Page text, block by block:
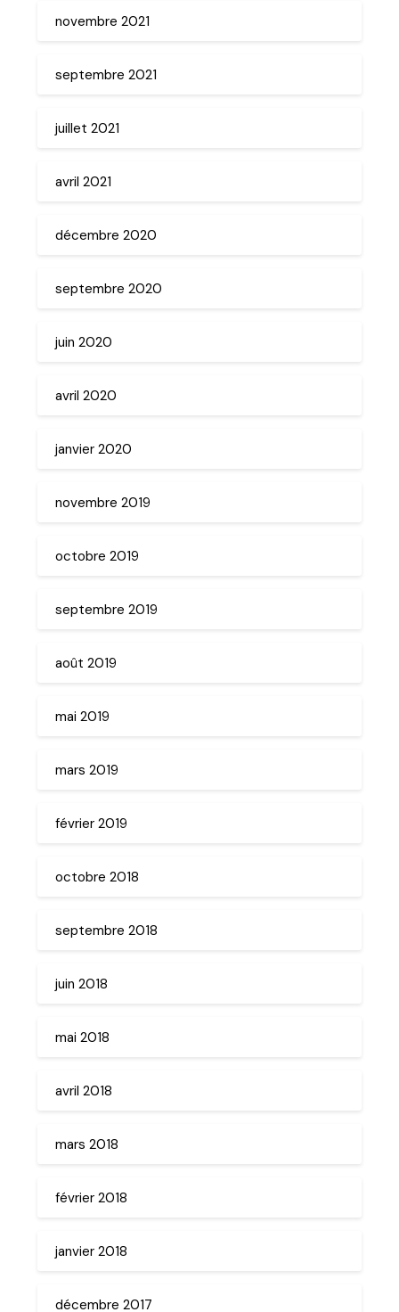
novembre 2021
septembre 2021
juillet 2021
avril 2021
décembre 2020
septembre 2020
juin 2020
avril 2020
janvier 2020
novembre 2019
octobre 2019
septembre 2019
août 2019
mai 2019
mars 2019
février 2019
octobre 2018
septembre 2018
juin 2018
mai 2018
avril 2018
mars 2018
février 2018
janvier 2018
décembre 2017